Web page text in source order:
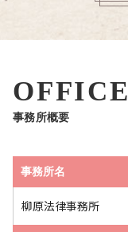
OFFICE
事務所概要
事務所名
柳原法律事務所